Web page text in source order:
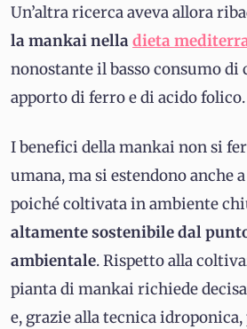
Un’altra ricerca aveva allora
la mankai nelladieta
nonostante il basso consumo di
apporto di ferro e di acido folico.
I benefici della mankai non si
umana, ma si estendono anche
poiché coltivata in ambiente
altamente sostenibile dal
ambientale. Rispetto alla
pianta di mankai richiede
e, grazie alla tecnica idroponica,